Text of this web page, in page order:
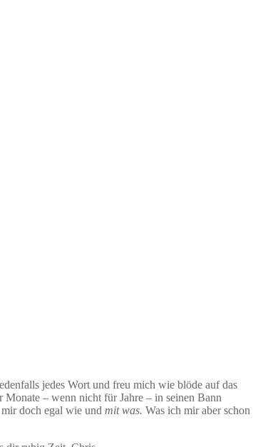
jedes Wort und freu mich wie blöde auf das
– wenn nicht für Jahre – in seinen Bann
doch egal wie und mit was. Was ich mir aber schon